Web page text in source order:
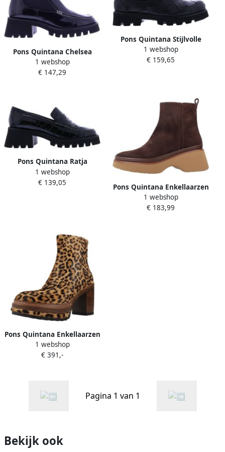
Pons Quintana Chelsea
Laarzen voor Dames Black
Dames
1 webshop
€ 147,29
Pons Quintana Stijlvolle
Enkellaarsjes Black Dames
1 webshop
€ 159,65
Pons Quintana Ratja
Moccasin Haklaarzen Black
Dames
1 webshop
€ 139,05
Pons Quintana Enkellaarzen
Raquel
1 webshop
€ 183,99
Pons Quintana Enkellaarzen
Olivia
1 webshop
€ 391,-
Pagina 1 van 1
Bekijk ook